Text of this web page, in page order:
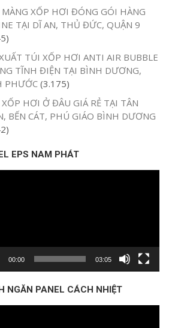
XỐP HƠI ĐÓNG GÓI HÀNG
TẠI DĨ AN, THỦ ĐỨC, QUẬN 9
TÚI XỐP HƠI ANTI AIR BUBBLE
TĨNH ĐIỆN TẠI BÌNH DƯƠNG,
PHƯỚC (3.175)
HƠI Ở ĐÂU GIÁ RẺ TẠI TÂN
BẾN CÁT, PHÚ GIÁO BÌNH DƯƠNG
EPS NAM PHÁT
00:00 03:05
NGĂN PANEL CÁCH NHIỆT